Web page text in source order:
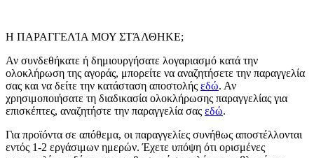
Η ΠΑΡΑΓΓΕΛΊΑ ΜΟΥ ΣΤΆΛΘΗΚΕ;
Αν συνδεθήκατε ή δημιουργήσατε λογαριασμό κατά την
ολοκλήρωση της αγοράς, μπορείτε να αναζητήσετε την παραγγελία
σας και να δείτε την κατάσταση αποστολής εδώ. Αν
χρησιμοποιήσατε τη διαδικασία ολοκλήρωσης παραγγελίας για
επισκέπτες, αναζητήστε την παραγγελία σας εδώ.
Για προϊόντα σε απόθεμα, οι παραγγελίες συνήθως αποστέλλονται
εντός 1-2 εργάσιμων ημερών. Έχετε υπόψη ότι ορισμένες